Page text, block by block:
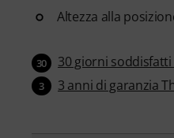
Altezza alla
30 30 giorni
3 3 anni di garanzia